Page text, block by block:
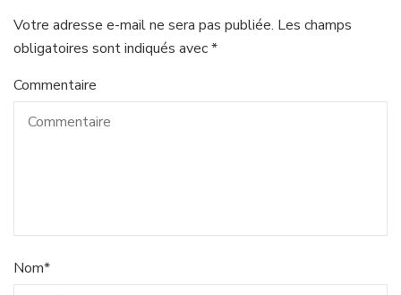
Votre adresse e-mail ne sera pas publiée. Les champs
obligatoires sont indiqués avec*
Commentaire
Nom*